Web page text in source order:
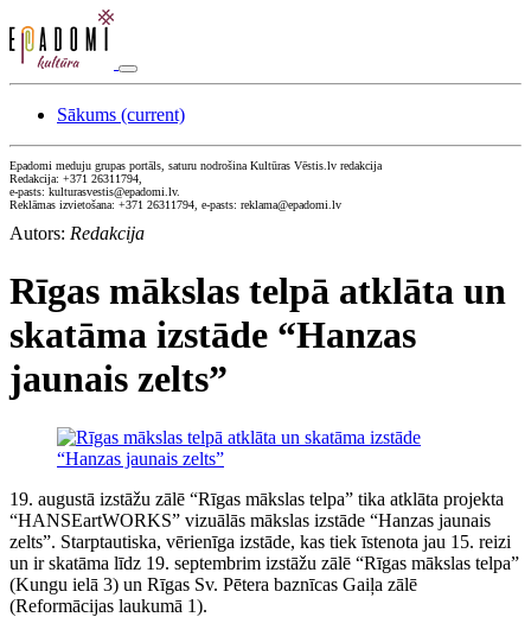
Sākums (current)
Epadomi meduju grupas portāls, saturu nodrošina Kultūras Vēstis.lv redakcija
Redakcija: +371 26311794,
e-pasts: kulturasvestis@epadomi.lv.
Reklāmas izvietošana: +371 26311794, e-pasts: reklama@epadomi.lv
Autors: Redakcija
Rīgas mākslas telpā atklāta un
skatāma izstāde “Hanzas
jaunais zelts”
19. augustā izstāžu zālē “Rīgas mākslas telpa” tika atklāta projekta
“HANSEartWORKS” vizuālās mākslas izstāde “Hanzas jaunais
zelts”. Starptautiska, vērienīga izstāde, kas tiek īstenota jau 15. reizi
un ir skatāma līdz 19. septembrim izstāžu zālē “Rīgas mākslas telpa”
(Kungu ielā 3) un Rīgas Sv. Pētera baznīcas Gaiļa zālē
(Reformācijas laukumā 1).